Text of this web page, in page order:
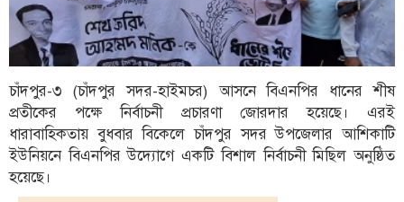
আইন-
আদালত
সম্পাদকীয়
কৃষি
ও
প্রকৃতি
চাঁদপুর-৩ (চাঁদপুর সদর-হাইমচর) আসনে বিএনপির ধানের শীষ
প্রতীকের পক্ষে নির্বাচনী প্রচারণা জোরদার হয়েছে। এরই
ধারাবাহিকতায় বুধবার বিকেলে চাঁদপুর সদর উপজেলার আশিকাটি
ইউনিয়নে বিএনপির উদ্যোগে একটি বিশাল নির্বাচনী মিছিল অনুষ্ঠিত
হয়েছে।